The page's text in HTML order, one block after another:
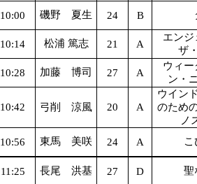
10:00 磯野 夏生 24 B
10:14 松浦 篤志 21 A
エンジ
ザ
10:28 加藤 博司 27 A
ウィー
ン・
10:42 弓削 涼風 20 A
ウイン
のため
ノ
10:56 東馬 美咲 24 A
11:25 長尾 洪基 27 D 聖